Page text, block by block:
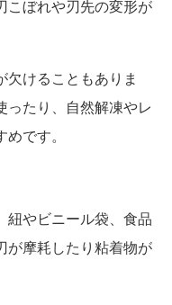
こぼれや刃先の変形が
欠けることもありま
ったり、自然解凍やレ
です。
紐やビニール袋、食品
が摩耗したり粘着物が